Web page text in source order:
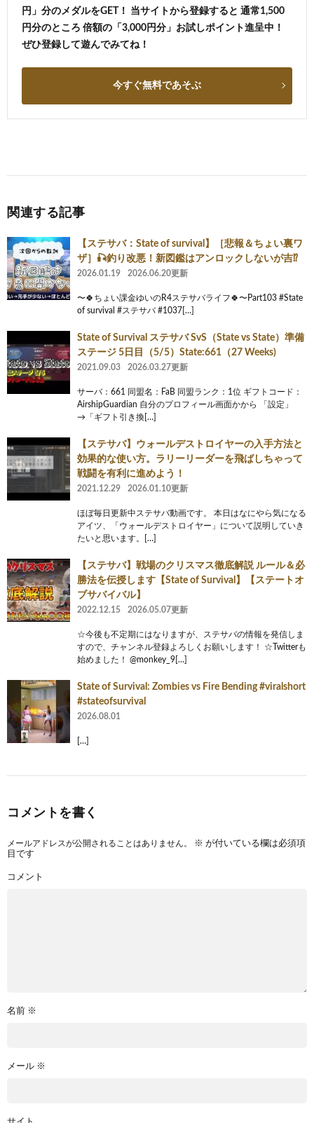
円」分のメダルをGET！ 当サイトから登録すると 通常1,500
円分のところ 倍額の「3,000円分」お試しポイント進呈中！
ぜひ登録して遊んでみてね！
今すぐ無料であそぶ
関連する記事
【ステサバ：State of survival】［悲報＆ちょい裏ワ
ザ］🎣釣り改悪！新図鑑はアンロックしないが吉⁉️
2026.01.19 2026.06.20更新
〜🍀ちょい課金ゆいのR4ステサバライフ🍀〜Part103 #State
of survival #ステサバ #1037[…]
State of Survival ステサバ SvS（State vs State）準備
ステージ 5日目（5/5）State:661（27 Weeks)
2021.09.03 2026.03.27更新
サーバ：661 同盟名：FaB 同盟ランク：1位 ギフトコード：
AirshipGuardian 自分のプロフィール画面かから 「設定」
→「ギフト引き換[…]
【ステサバ】ウォールデストロイヤーの入手方法と
効果的な使い方。ラリーリーダーを飛ばしちゃって
戦闘を有利に進めよう！
2021.12.29 2026.01.10更新
ほぼ毎日更新中ステサバ動画です。 本日はなにやら気になる
アイツ、「ウォールデストロイヤー」について説明していき
たいと思います。[…]
【ステサバ】戦場のクリスマス徹底解説 ルール＆必
勝法を伝授します【State of Survival】【ステートオ
ブサバイバル】
2022.12.15 2026.05.07更新
☆今後も不定期にはなりますが、ステサバの情報を発信しま
すので、チャンネル登録よろしくお願いします！ ☆Twitterも
始めました！ @monkey_9[…]
State of Survival: Zombies vs Fire Bending #viralshort
#stateofsurvival
2026.08.01
[…]
コメントを書く
メールアドレスが公開されることはありません。 ※ が付いている欄は必須項
目です
コメント
名前 ※
メール ※